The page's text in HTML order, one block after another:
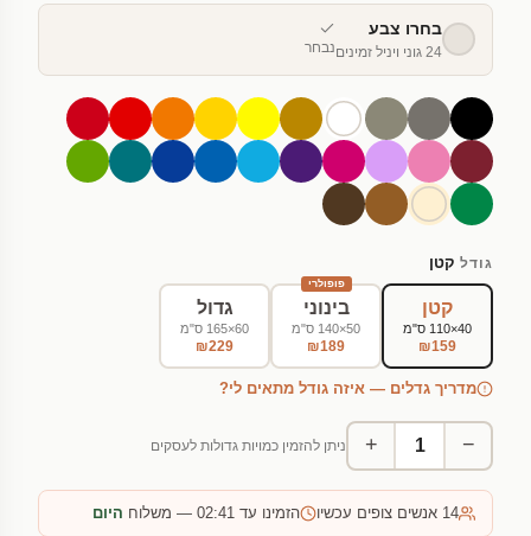
בחרו צבע
24 גוני ויניל זמינים נבחר
גודל קטן
קטן
40×110 ס"מ
₪159
פופולרי
בינוני
50×140 ס"מ
₪189
גדול
60×165 ס"מ
₪229
מדריך גדלים — איזה גודל מתאים לי?
−
+ ניתן להזמין כמויות גדולות לעסקים
14 אנשים צופים עכשיו הזמינו עד 02:41 — משלוח היום